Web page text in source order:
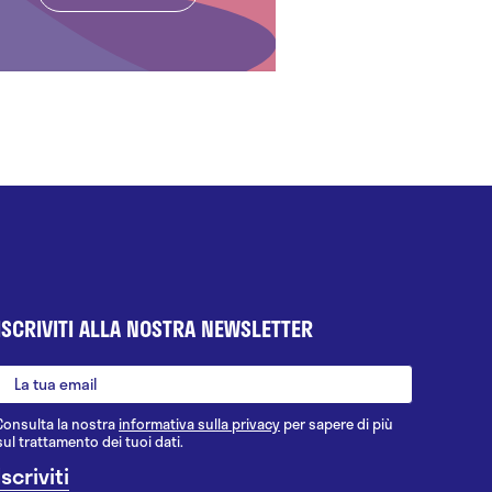
ALLA NOSTRA NEWSLETTER
la nostrainformativa sulla privacy per sapere di più
trattamento dei tuoi dati.